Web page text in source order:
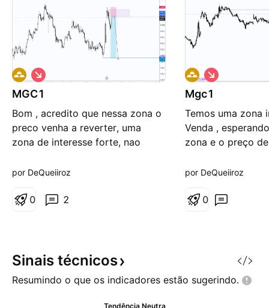
MGC1
Bom , acredito que nessa zona o
preco venha a reverter, uma
zona de interesse forte, nao
Tradeview me da advertencia
V
i
é
d
b
a
a
por DeQueiiroz
2
0
Mgc1
Temos uma zona
Venda ,
zona e o preço
V
i
é
d
e
b
a
a
por DeQueiiroz
0
Sinais técnicos
Resumindo o que os indicadores estão sugerindo.
Tendência Neutra